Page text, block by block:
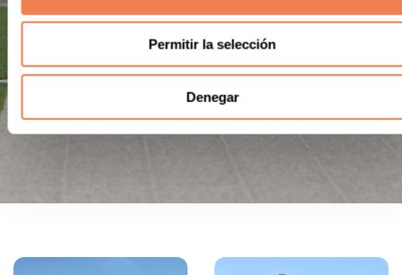
Permitir la selección
Denegar